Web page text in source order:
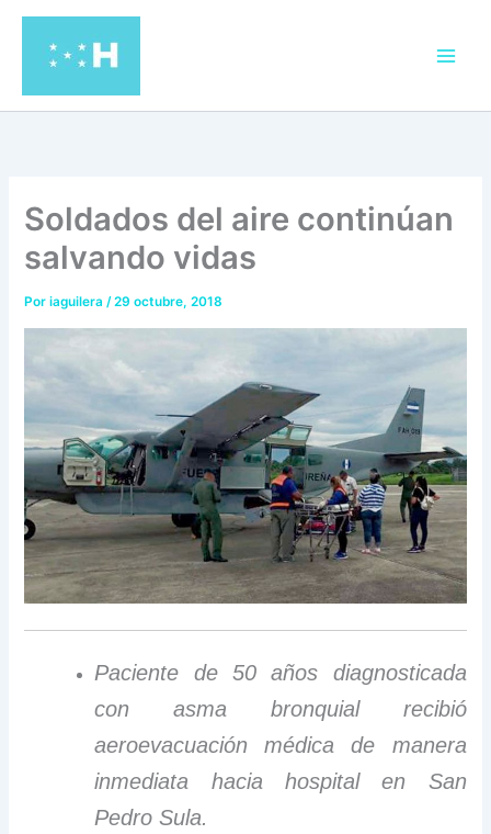
contenido
Soldados del aire continúan
salvando vidas
Poriaguilera/29 octubre, 2018
Paciente de 50 años diagnosticada
con asma bronquial recibió
aeroevacuación médica de manera
inmediata hacia hospital en San
Pedro Sula.